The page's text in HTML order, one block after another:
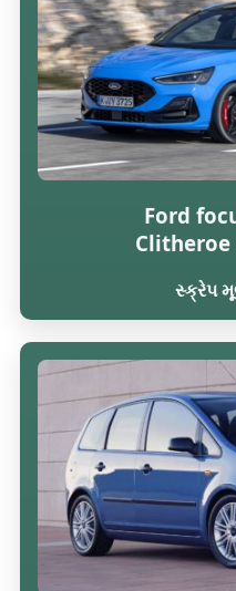
Ford
Clitheroe
સ્ક્રેપ